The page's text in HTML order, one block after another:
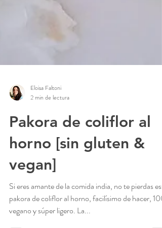
Eloisa Faltoni
Pakora de coliflor al